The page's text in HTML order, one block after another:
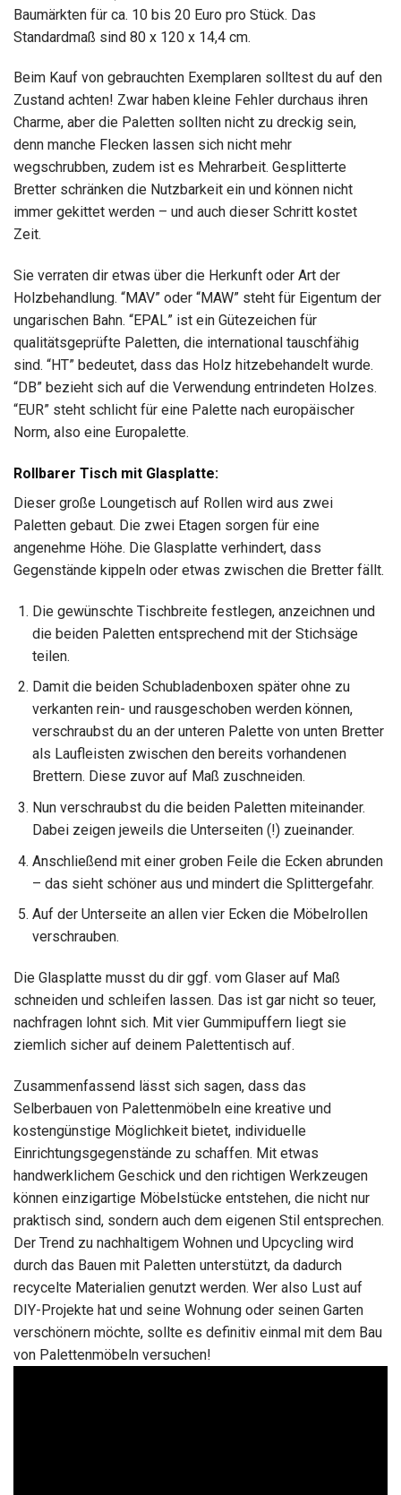
Baumärkten für ca. 10 bis 20 Euro pro Stück. Das
Standardmaß sind 80 x 120 x 14,4 cm.
Beim Kauf von gebrauchten Exemplaren solltest du auf den
Zustand achten! Zwar haben kleine Fehler durchaus ihren
Charme, aber die Paletten sollten nicht zu dreckig sein,
denn manche Flecken lassen sich nicht mehr
wegschrubben, zudem ist es Mehrarbeit. Gesplitterte
Bretter schränken die Nutzbarkeit ein und können nicht
immer gekittet werden – und auch dieser Schritt kostet
Zeit.
Sie verraten dir etwas über die Herkunft oder Art der
Holzbehandlung. “MAV” oder “MAW” steht für Eigentum der
ungarischen Bahn. “EPAL” ist ein Gütezeichen für
qualitätsgeprüfte Paletten, die international tauschfähig
sind. “HT” bedeutet, dass das Holz hitzebehandelt wurde.
“DB” bezieht sich auf die Verwendung entrindeten Holzes.
“EUR” steht schlicht für eine Palette nach europäischer
Norm, also eine Europalette.
Rollbarer Tisch mit Glasplatte:
Dieser große Loungetisch auf Rollen wird aus zwei
Paletten gebaut. Die zwei Etagen sorgen für eine
angenehme Höhe. Die Glasplatte verhindert, dass
Gegenstände kippeln oder etwas zwischen die Bretter fällt.
Die gewünschte Tischbreite festlegen, anzeichnen und
die beiden Paletten entsprechend mit der Stichsäge
teilen.
Damit die beiden Schubladenboxen später ohne zu
verkanten rein- und rausgeschoben werden können,
verschraubst du an der unteren Palette von unten Bretter
als Laufleisten zwischen den bereits vorhandenen
Brettern. Diese zuvor auf Maß zuschneiden.
Nun verschraubst du die beiden Paletten miteinander.
Dabei zeigen jeweils die Unterseiten (!) zueinander.
Anschließend mit einer groben Feile die Ecken abrunden
– das sieht schöner aus und mindert die Splittergefahr.
Auf der Unterseite an allen vier Ecken die Möbelrollen
verschrauben.
Die Glasplatte musst du dir ggf. vom Glaser auf Maß
schneiden und schleifen lassen. Das ist gar nicht so teuer,
nachfragen lohnt sich. Mit vier Gummipuffern liegt sie
ziemlich sicher auf deinem Palettentisch auf.
Zusammenfassend lässt sich sagen, dass das
Selberbauen von Palettenmöbeln eine kreative und
kostengünstige Möglichkeit bietet, individuelle
Einrichtungsgegenstände zu schaffen. Mit etwas
handwerklichem Geschick und den richtigen Werkzeugen
können einzigartige Möbelstücke entstehen, die nicht nur
praktisch sind, sondern auch dem eigenen Stil entsprechen.
Der Trend zu nachhaltigem Wohnen und Upcycling wird
durch das Bauen mit Paletten unterstützt, da dadurch
recycelte Materialien genutzt werden. Wer also Lust auf
DIY-Projekte hat und seine Wohnung oder seinen Garten
verschönern möchte, sollte es definitiv einmal mit dem Bau
von Palettenmöbeln versuchen!